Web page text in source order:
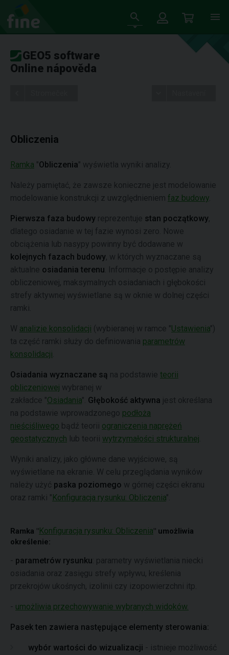
GEO5 software
Online nápověda
Obliczenia
Ramka "Obliczenia" wyświetla wyniki analizy.
Należy pamiętać, że zawsze konieczne jest modelowanie
modelowanie konstrukcji z uwzględnieniem faz budowy
Pierwsza faza budowy reprezentuje stan początkowy,
dlatego osiadanie w tej fazie wynosi zero. Nowe
obciążenia lub nasypy powinny być dodawane w
kolejnych fazach budowy, w których wyznaczane są
aktualne osiadania terenu . Informacje o postępie analizy
obliczeniowej, maksymalnych osiadaniach i głębokości
strefy aktywnej wyświetlane są w oknie w dolnej części
ramki.
W analizie konsolidacji (wybieranej w ramce "Ustawienia")
ta część ramki służy do definiowania parametrów
konsolidacji
Osiadania wyznaczane są na podstawie teorii
obliczeniowej wybranej w
zakładce "Osiadania". Głębokość aktywna jest określana
na podstawie wprowadzonego podłoża
nieściśliwego bądź teorii ograniczenia naprężeń
geostatycznych lub teorii wytrzymałości strukturalnej
Wyniki analizy, jako główne dane wyjściowe, są
wyświetlane na ekranie. W celu przeglądania wyników
należy użyć paska poziomego w górnej części ekranu
oraz ramki "Konfiguracja rysunku: Obliczenia".
Ramka "Konfiguracja rysunku: Obliczenia" umożliwia
określenie:
- parametrów rysunku : parametry wyświetlania niecki
osiadania oraz zasięgu strefy wpływu, kreślenia
przekrojów ukośnych, izolinii czy izopowierzchni itp.
- umożliwia przechowywanie wybranych widoków.
Pasek ten zawiera następujące elementy sterowania:
wybór wartości do wizualizacji - istnieje możliwość